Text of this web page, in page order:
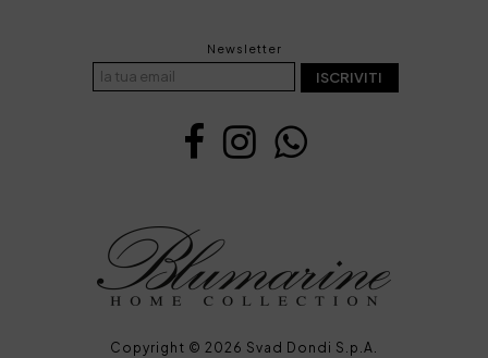
Newsletter
ISCRIVITI
Copyright © 2026 Svad Dondi S.p.A.